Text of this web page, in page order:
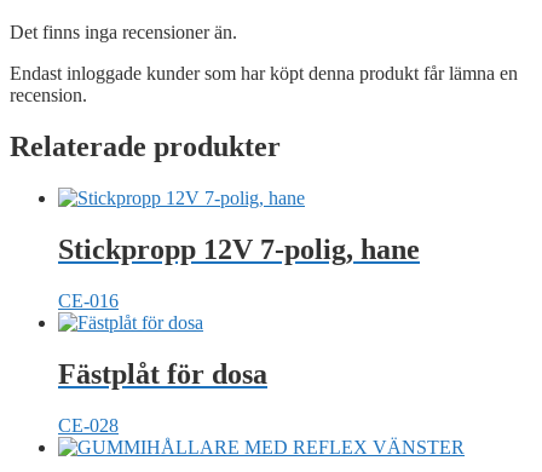
Det finns inga recensioner än.
Endast inloggade kunder som har köpt denna produkt får lämna en
recension.
Relaterade produkter
Stickpropp 12V 7-polig, hane
CE-016
Fästplåt för dosa
CE-028